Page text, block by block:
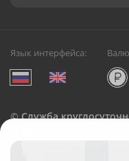
Язык интерфейса:
©Служба
Русский Букет, 2026